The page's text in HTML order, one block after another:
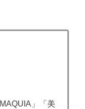
」「美